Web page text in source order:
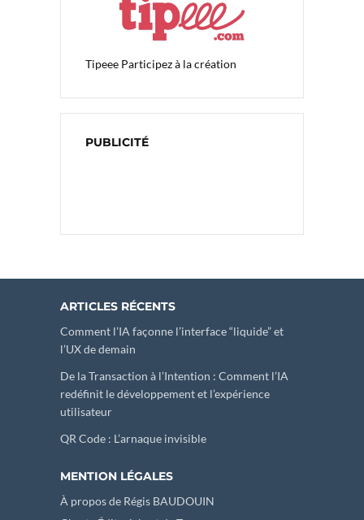
Tipeee Participez à la création
PUBLICITÉ
ARTICLES RÉCENTS
Comment l’IA façonne l’interface “liquide” et
l’UX de demain
De la Transaction à l’Intention : Comment l’IA
redéfinit le développement et l’expérience
utilisateur
QR Code : L’arnaque invisible
MENTION LÉGALES
À propos de Régis BAUDOUIN